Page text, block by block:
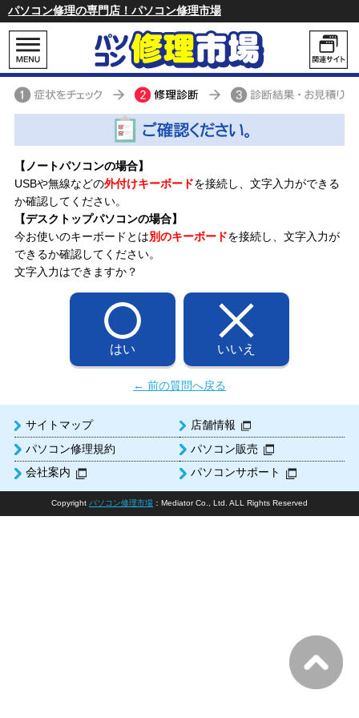
パソコン修理の専門店！パソコン修理市場
パソコン修理 かんたん診断
【ノートパソコンの場合】
USBや無線などの外付けキーボードを接続し、文字入力ができる
か確認してください。
【デスクトップパソコンの場合】
今お使いのキーボードとは別のキーボードを接続し、文字入力が
できるか確認してください。
文字入力はできますか？
はい いいえ
← 前の質問へ戻る
サイトマップ
店舗情報
パソコン修理規約
パソコン販売
会社案内
パソコンサポート
Copyright パソコン修理市場 ：Mediator Co., Ltd. ALL Rights Reserved